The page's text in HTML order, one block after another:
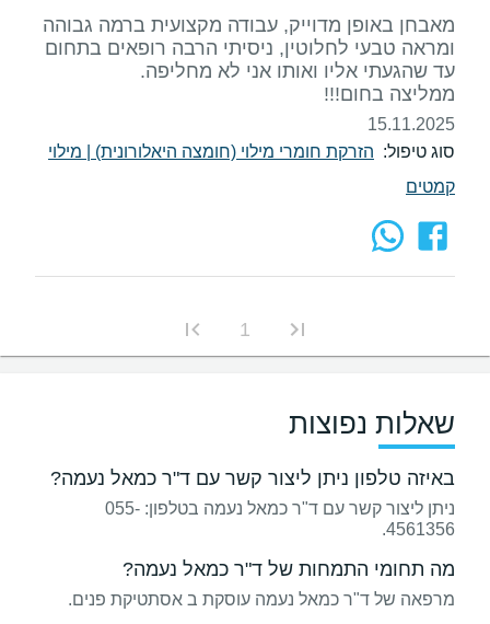
מאבחן באופן מדוייק, עבודה מקצועית ברמה גבוהה
ומראה טבעי לחלוטין, ניסיתי הרבה רופאים בתחום
ממליצה בחום!!!
15.11.2025
סוג טיפול: הזרקת חומרי מילוי (חומצה היאלורונית)
מילוי
קמטים
1
שאלות נפוצות
באיזה טלפון ניתן ליצור קשר עם ד"ר כמאל נעמה?
ניתן ליצור קשר עם ד"ר כמאל נעמה בטלפון: 055-
4561356.
מה תחומי התמחות של ד"ר כמאל נעמה?
מרפאה של ד"ר כמאל נעמה עוסקת ב אסתטיקת פנים.